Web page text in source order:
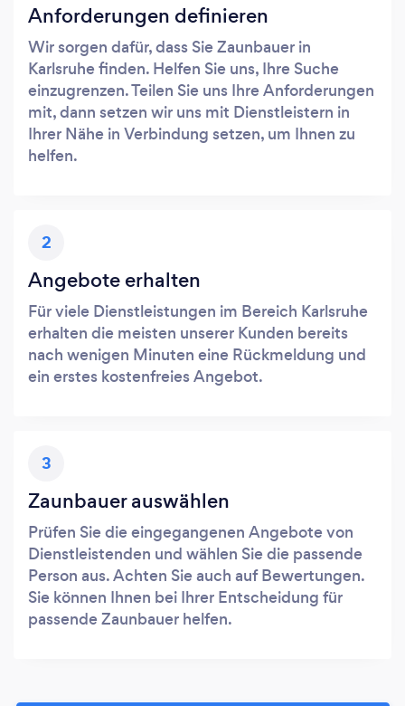
Anforderungen definieren
Wir sorgen dafür, dass Sie Zaunbauer in
Karlsruhe finden. Helfen Sie uns, Ihre Suche
einzugrenzen. Teilen Sie uns Ihre Anforderungen
mit, dann setzen wir uns mit Dienstleistern in
Ihrer Nähe in Verbindung setzen, um Ihnen zu
helfen.
2
Angebote erhalten
Für viele Dienstleistungen im Bereich Karlsruhe
erhalten die meisten unserer Kunden bereits
nach wenigen Minuten eine Rückmeldung und
ein erstes kostenfreies Angebot.
3
Zaunbauer auswählen
Prüfen Sie die eingegangenen Angebote von
Dienstleistenden und wählen Sie die passende
Person aus. Achten Sie auch auf Bewertungen.
Sie können Ihnen bei Ihrer Entscheidung für
passende Zaunbauer helfen.